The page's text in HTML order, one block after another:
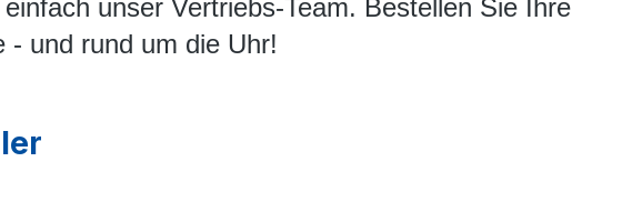
unser Vertriebs-Team. Bestellen Sie Ihre
- und rund um die Uhr!